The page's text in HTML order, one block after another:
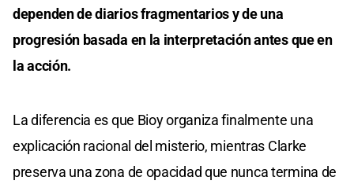
dependen de diarios fragmentarios y de una
progresión basada en la interpretación antes que en
la acción.
La diferencia es que Bioy organiza finalmente una
explicación racional del misterio, mientras Clarke
preserva una zona de opacidad que nunca termina de